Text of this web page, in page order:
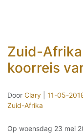
Zuid-
koorreis
Door Clary 11-05-
Zuid-Afrika
Op woensdag 23 mei